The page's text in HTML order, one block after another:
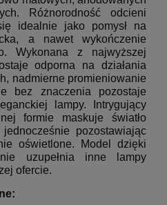
Różnorodność odcieni
idealnie jako pomysł na
a nawet wykończenie
Wykonana z najwyższej
odporna na działania
nadmierne promieniowanie
bez znaczenia pozostaje
lampy. Intrygujący
formie maskuje światło
pozostawiając
oświetlone. Model dzięki
uzupełnia inne lampy
ofercie.